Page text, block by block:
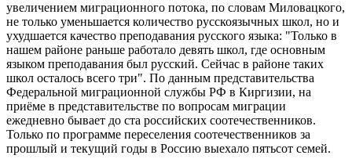
увеличением миграционного потока, по словам Миловацкого,
не только уменьшается количество русскоязычных школ, но и
ухудшается качество преподавания русского языка: "Только в
нашем районе раньше работало девять школ, где основным
языком преподавания был русский. Сейчас в районе таких
школ осталось всего три". По данным представительства
Федеральной миграционной службы РФ в Киргизии, на
приёме в представительстве по вопросам миграции
ежедневно бывает до ста российских соотечественников.
Только по программе переселения соотечественников за
прошлый и текущий годы в Россию выехало пятьсот семей.